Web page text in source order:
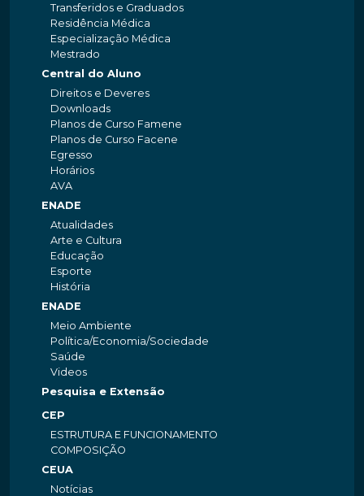
Transferidos e Graduados
Residência Médica
Especialização Médica
Mestrado
Central do Aluno
Direitos e Deveres
Downloads
Planos de Curso Famene
Planos de Curso Facene
Egresso
Horários
AVA
ENADE
Atualidades
Arte e Cultura
Educação
Esporte
História
ENADE
Meio Ambiente
Política/Economia/Sociedade
Saúde
Videos
Pesquisa e Extensão
CEP
ESTRUTURA E FUNCIONAMENTO
COMPOSIÇÃO
CEUA
Notícias